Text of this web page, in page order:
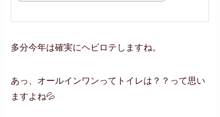
多分今年は確実にヘビロテしますね。
あっ、オールインワンってトイレは？？って思い
ますよね💦